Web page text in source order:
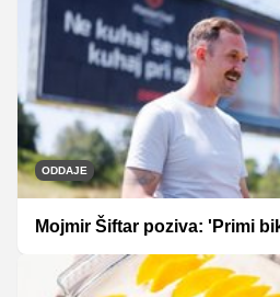
ODDAJE
Mojmir Šiftar poziva: 'Primi